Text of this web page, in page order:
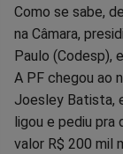
Como se sabe,
na Câmara,
Paulo (Codesp),
A PF chegou ao
Joesley Batista,
ligou e pediu pra
valor R$ 200 mil